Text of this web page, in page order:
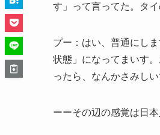
す」って言ってた。タ
プー：はい、普通にし
状態」になってまいす
ったら、なんかさみしい
ーーその辺の感覚は日